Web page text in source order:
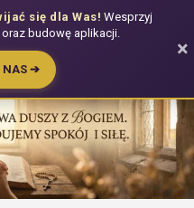
się dla Was! Wesprzyj
budowę aplikacji.
NAS ➔
×